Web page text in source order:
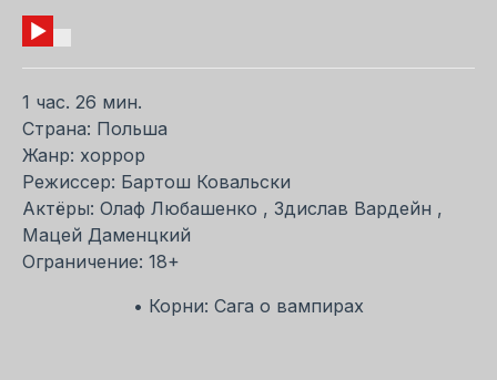
1 час. 26 мин.
Страна: Польша
Жанр: хоррор
Режиссер: Бартош Ковальски
Актёры: Олаф Любашенко , Здислав Вардейн ,
Мацей Даменцкий
Ограничение: 18+
• Корни: Сага о вампирах